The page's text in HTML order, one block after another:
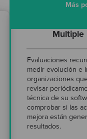
Más
Multiple
Evaluaciones
medir evolución e
organizaciones
revisar
técnica de su
comprobar si las
mejora están
resultados.